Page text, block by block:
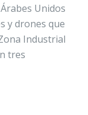
Unidos
y drones que
Industrial
tres